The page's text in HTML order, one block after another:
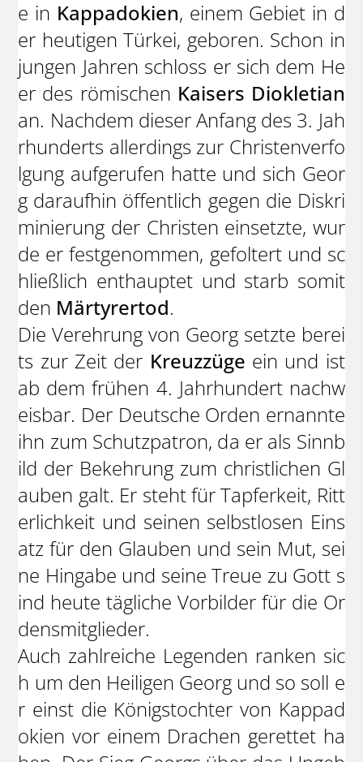
e in Kappadokien, einem Gebiet in d
er heutigen Türkei, geboren. Schon in
jungen Jahren schloss er sich dem He
er des römischen Kaisers Diokletian
an. Nachdem dieser Anfang des 3. Jah
rhunderts allerdings zur Christenverfo
lgung aufgerufen hatte und sich Geor
g daraufhin öffentlich gegen die Diskri
minierung der Christen einsetzte, wur
de er festgenommen, gefoltert und sc
hließlich enthauptet und starb somit
den Märtyrertod.
Die Verehrung von Georg setzte berei
ts zur Zeit der Kreuzzüge ein und ist
ab dem frühen 4. Jahrhundert nachw
eisbar. Der Deutsche Orden ernannte
ihn zum Schutzpatron, da er als Sinnb
ild der Bekehrung zum christlichen Gl
auben galt. Er steht für Tapferkeit, Ritt
erlichkeit und seinen selbstlosen Eins
atz für den Glauben und sein Mut, sei
ne Hingabe und seine Treue zu Gott s
ind heute tägliche Vorbilder für die Or
densmitglieder.
Auch zahlreiche Legenden ranken sic
h um den Heiligen Georg und so soll e
r einst die Königstochter von Kappad
okien vor einem Drachen gerettet ha